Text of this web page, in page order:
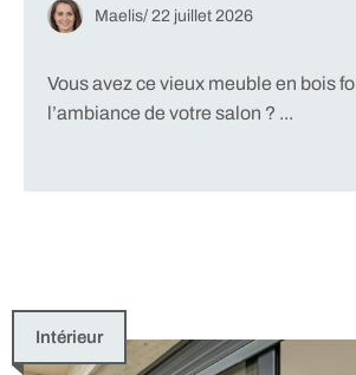
Maelis/ 22 juillet 2026
Vous avez ce vieux meuble en bois
l’ambiance de votre salon ? ...
Intérieur